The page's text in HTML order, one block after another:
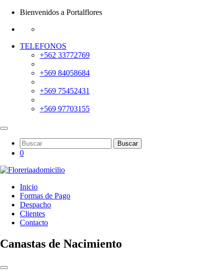
Bienvenidos a Portalflores
TELEFONOS
+562 33772769
+569 84058684
+569 75452431
+569 97703155
Buscar
0
Inicio
Formas de Pago
Despacho
Clientes
Contacto
Canastas de Nacimiento